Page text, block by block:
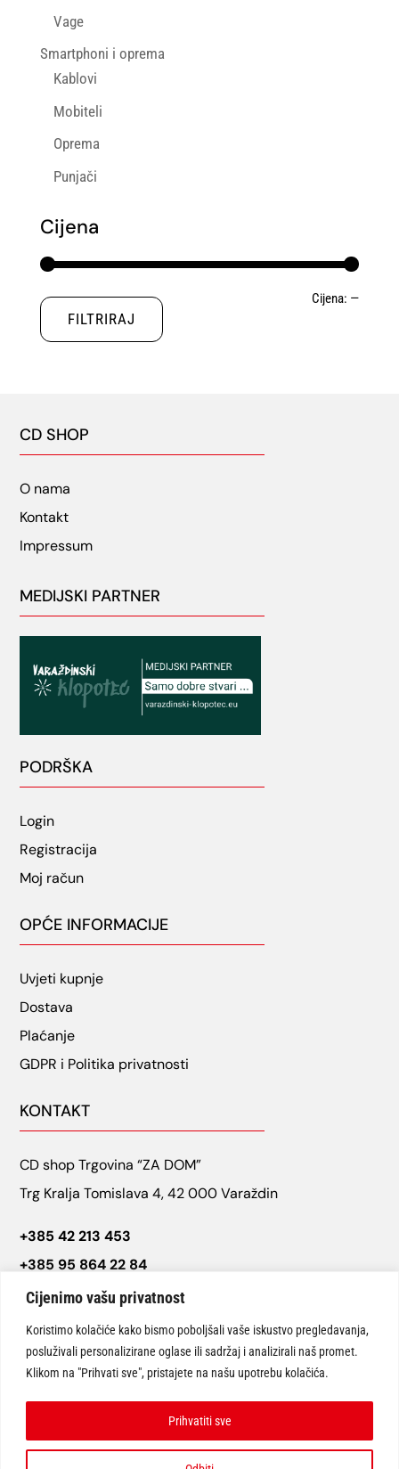
Cijenimo vašu privatnost
Koristimo kolačiće kako bismo poboljšali vaše iskustvo pregledavanja,
posluživali personalizirane oglase ili sadržaj i analizirali naš promet.
Klikom na "Prihvati sve", pristajete na našu upotrebu kolačića.
Prihvatiti sve
Vage
Smartphoni i oprema
Kablovi
Mobiteli
Oprema
Punjači
Cijena
Min
Maks
FILTRIRAJ
Cijena: —
CD SHOP
O nama
Kontakt
Impressum
MEDIJSKI PARTNER
PODRŠKA
Login
Registracija
Moj račun
OPĆE INFORMACIJE
Uvjeti kupnje
Dostava
Plaćanje
GDPR i Politika privatnosti
KONTAKT
CD shop Trgovina “ZA DOM”
Trg Kralja Tomislava 4, 42 000 Varaždin
+385 42 213 453
+385 95 864 22 84
cdshop.varazdin@gmail.com
© CD SHOP Varaždin “Trgovine za dom” 2026 | Sva prava pridržana.